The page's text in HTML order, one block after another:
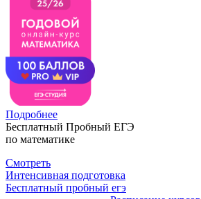
Подробнее
Бесплатный Пробный ЕГЭ
по математике
Смотреть
Интенсивная подготовка
Бесплатный пробный егэ